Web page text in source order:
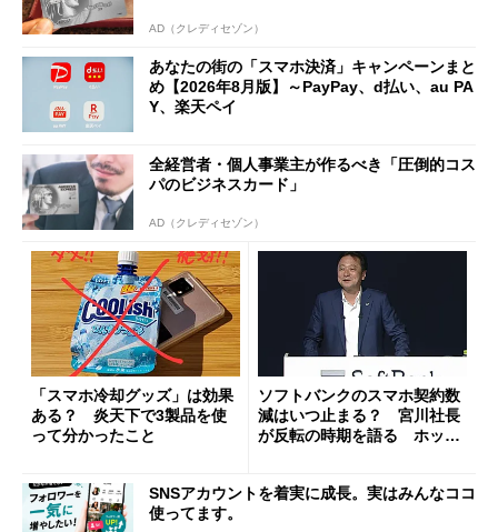
AD（クレディセゾン）
あなたの街の「スマホ決済」キャンペーンまと
め【2026年8月版】～PayPay、d払い、au PA
Y、楽天ペイ
全経営者・個人事業主が作るべき「圧倒的コス
パのビジネスカード」
AD（クレディセゾン）
「スマホ冷却グッズ」は効果
ある？ 炎天下で3製品を使
って分かったこと
ソフトバンクのスマホ契約数
減はいつ止まる？ 宮川社長
が反転の時期を語る ホッピ
SNSアカウントを着実に成長。実はみんなココ
使ってます。